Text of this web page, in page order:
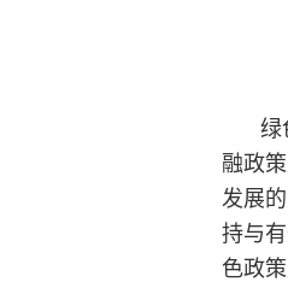
绿
融政
发展
持与
色政